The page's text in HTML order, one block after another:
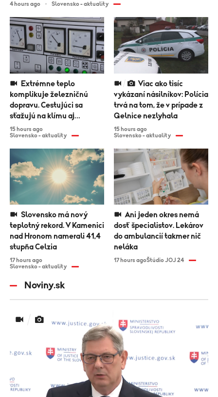
4 hours ago Slovensko - aktuality
komplikuje železničnú
dopravu. Cestujúci sa
sťažujú na klímu aj
meškania
15 hours ago
Slovensko - aktuality
Viac ako tisíc
vykázaní násilníkov: Polícia
trvá na tom, že v prípade z
Gelnice nezlyhala
15 hours ago
Slovensko - aktuality
teplotný rekord. V Kamenici
nad Hronom namerali 41,4
stupňa Celzia
17 hours ago
Slovensko - aktuality
Ani jeden okres nemá
dosť špecialistov. Lekárov
do ambulancií takmer nič
neláka
17 hours agoŠtúdio JOJ 24
Noviny.sk